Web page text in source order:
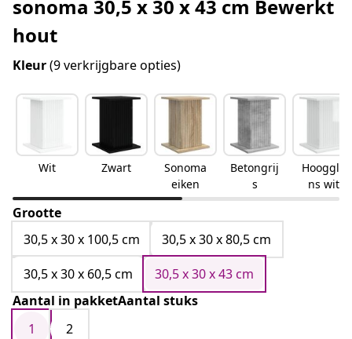
sonoma 30,5 x 30 x 43 cm Bewerkt
hout
Kleur(9 verkrijgbare opties)
Wit Zwart
Sonoma
eiken
Betongrij
s
Hooggla
ns wit
Grootte
30,5 x 30 x 100,5 cm
30,5 x 30 x 80,5 cm
30,5 x 30 x 60,5 cm
30,5 x 30 x 43 cm
Aantal in pakketAantal stuks
1
2